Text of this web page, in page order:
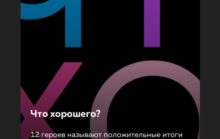
Что хорошего?
12 героев называют положительные итоги